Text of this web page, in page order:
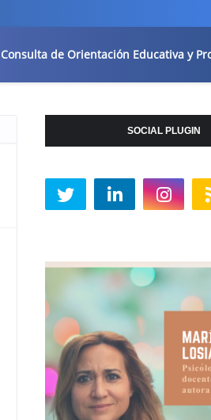
Consulta de Orientación Educativa y
SOCIAL PLUGIN